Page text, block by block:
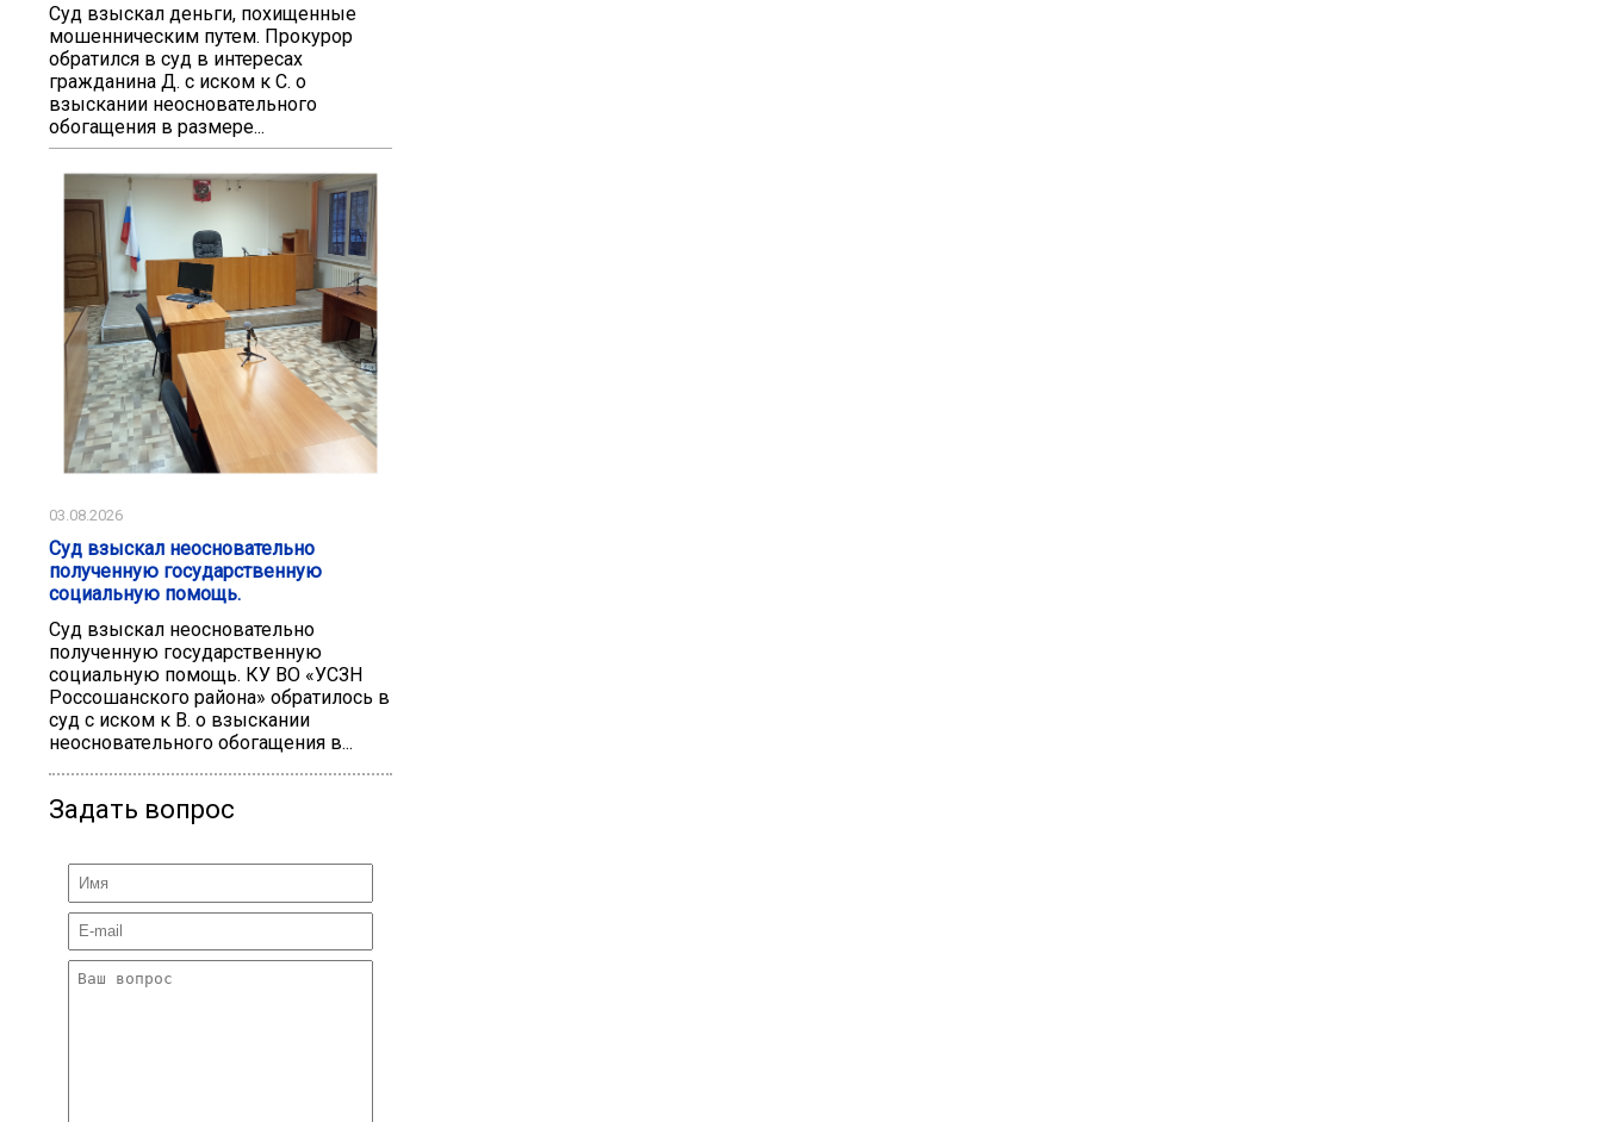
Суд взыскал деньги, похищенные
мошенническим путем. Прокурор
обратился в суд в интересах
гражданина Д. с иском к С. о
взыскании неосновательного
обогащения в размере...
03.08.2026
Суд взыскал неосновательно
полученную государственную
социальную помощь.
Суд взыскал неосновательно
полученную государственную
социальную помощь. КУ ВО «УСЗН
Россошанского района» обратилось в
суд с иском к В. о взыскании
неосновательного обогащения в...
Задать вопрос